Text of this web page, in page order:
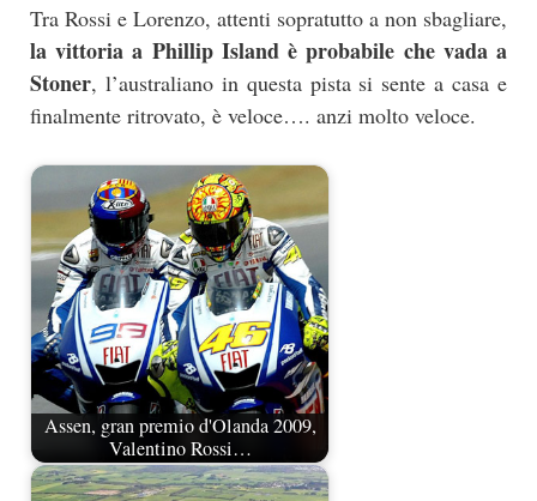
Tra Rossi e Lorenzo, attenti sopratutto a non sbagliare,
la vittoria a Phillip Island è probabile che vada a
Stoner, l’australiano in questa pista si sente a casa e
finalmente ritrovato, è veloce…. anzi molto veloce.
Assen, gran premio d'Olanda 2009,
Valentino Rossi…